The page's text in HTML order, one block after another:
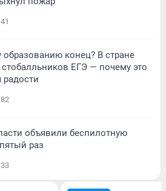
41
образованию конец? В стране
стобалльников ЕГЭ — почему это
радости
82
объявили беспилотную
раз
33